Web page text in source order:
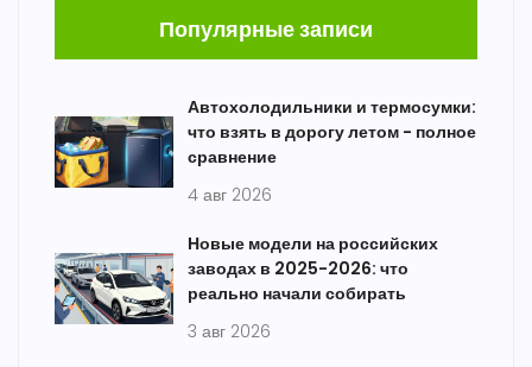
Популярные записи
Автохолодильники и термосумки:
что взять в дорогу летом - полное
сравнение
4 авг 2026
Новые модели на российских
заводах в 2025-2026: что
реально начали собирать
3 авг 2026